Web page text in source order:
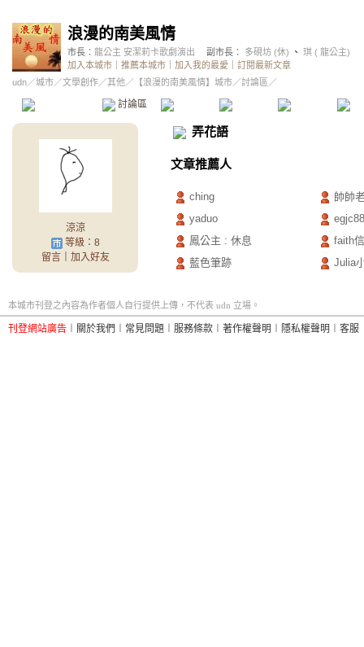
浪漫的南美風情
市長： 龍公主 安潔莉卡歌劇演出 副市長： 多硯坊 (休) 、 琪 ( 龍公主)
加入本城市
推薦本城市 加入我的最愛
訂閱最新文章
udn／城市／文學創作／其他 ／ 【浪漫的南美風情】城市／討論區／
討論區 精華區 投票區 影像館
涼涼
等級：8
留言｜ 加入好友
弄花語
文章推薦人
ching
帥帥
yaduo
鳳公主 : 休息
faith
藍色筆跡
Julia
本城市刊登之內容為作者個人自行提供上傳，不代表 udn 立場。
刊登網站廣告 關於我們 常見問題 服務條款 著作權聲明 隱私權聲明 客服